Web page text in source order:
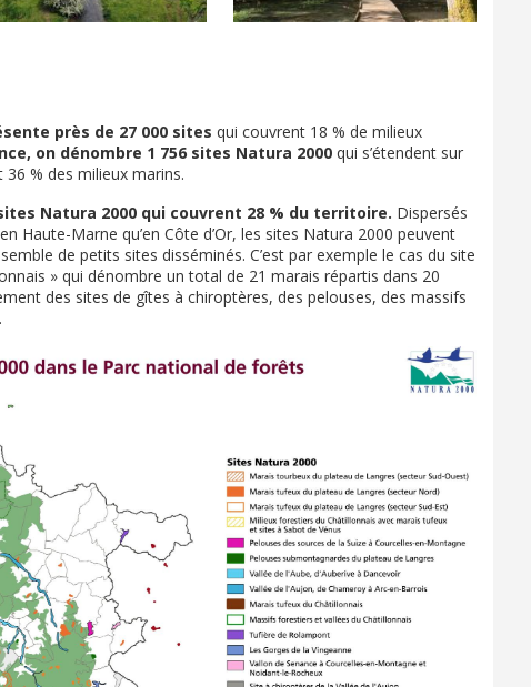
près de 27 000 sites qui couvrent 18 % de milieux
on dénombre 1 756 sites Natura 2000 qui s’étendent sur
% des milieux marins.
Natura 2000 qui couvrent 28 % du territoire. Dispersés
Haute-Marne qu’en Côte d’Or, les sites Natura 2000 peuvent
de petits sites disséminés. C’est par exemple le cas du site
» qui dénombre un total de 21 marais répartis dans 20
des sites de gîtes à chiroptères, des pelouses, des massifs